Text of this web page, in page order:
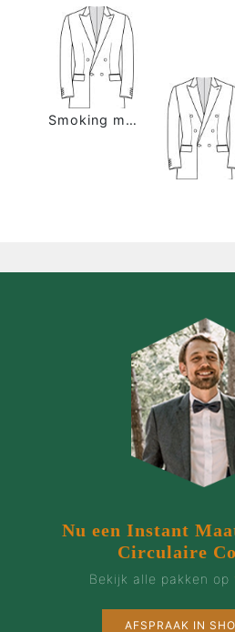
Smoking modellen
Nu een Instant
Circulaire
Bekijk alle pakken op
AFSPRAAK IN